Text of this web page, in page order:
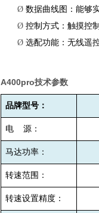
Ø 数据曲线图：能够
Ø 控制方式：触摸控制
Ø 选配功能：无线遥
A400pro技术参数
品牌型号：
电 源：
马达功率：
转速范围：
转速设置精度：